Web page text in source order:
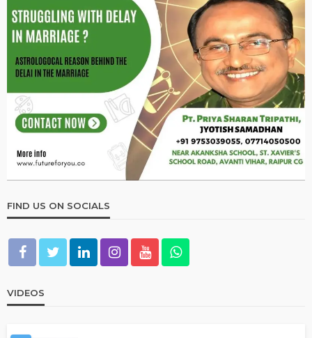
FIND US ON SOCIALS
VIDEOS